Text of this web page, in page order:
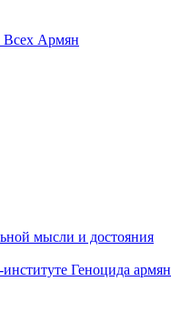
Всех Армян
мысли и достояния
Геноцида армян